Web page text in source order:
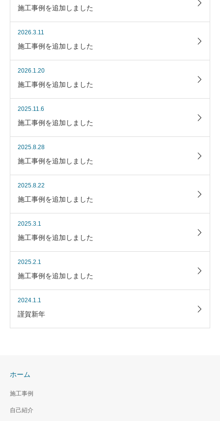
施工事例を追加しました
2026.3.11
施工事例を追加しました
2026.1.20
施工事例を追加しました
2025.11.6
施工事例を追加しました
2025.8.28
施工事例を追加しました
2025.8.22
施工事例を追加しました
2025.3.1
施工事例を追加しました
2025.2.1
施工事例を追加しました
2024.1.1
謹賀新年
ホーム
施工事例
自己紹介